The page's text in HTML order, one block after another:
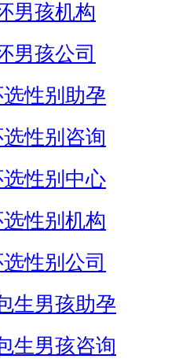
男孩机构
男孩公司
性别助孕
性别咨询
性别中心
性别机构
性别公司
生男孩助孕
生男孩咨询